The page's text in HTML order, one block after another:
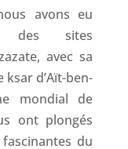
avons eu
des sites
avec sa
d’Aït-ben-
mondial de
ont plongés
du